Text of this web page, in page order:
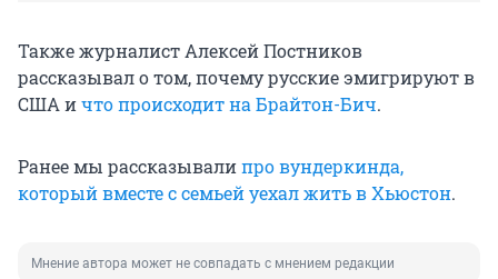
Также журналист Алексей Постников
рассказывал о том, почему русские эмигрируют в
США ичто происходит на Брайтон-Бич.
Ранее мы рассказывалипро вундеркинда,
который вместе с семьей уехал жить в Хьюстон.
Мнение автора может не совпадать с мнением редакции